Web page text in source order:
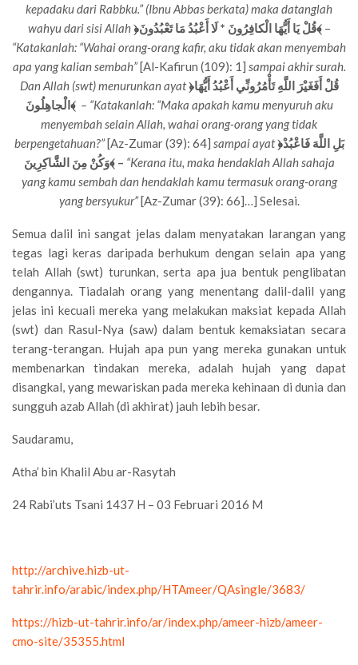
kepadaku dari Rabbku.” (Ibnu Abbas berkata) maka datanglah
wahyu dari sisi Allah
﴿قُلْ يَا أَيُّهَا الْكافِرُونَ * لَا أَعْبُدُ مَا تَعْبُدُونَ﴾–
“Katakanlah: “Wahai orang-orang kafir, aku tidak akan menyembah
apa yang kalian sembah”[Al-Kafirun (109): 1] sampai akhir surah.
Dan Allah (swt) menurunkan ayat﴿قُلْ أَفَغَيْرَ اللَّهِ تَأْمُرُونِّي أَعْبُدُ أَيُّهَا
الْجاهِلُونَ﴾ – “Katakanlah: “Maka apakah kamu menyuruh aku
menyembah selain Allah, wahai orang-orang yang tidak
berpengetahuan?”[Az-Zumar (39): 64] sampai ayat﴿بَلِ اللَّهَ فَاعْبُدْ
وَكُنْ مِنَ الشَّاكِرِينَ﴾– “Kerana itu, maka hendaklah Allah sahaja
yang kamu sembah dan hendaklah kamu termasuk orang-orang
yang bersyukur”[Az-Zumar (39): 66]…] Selesai.
Semua dalil ini sangat jelas dalam menyatakan larangan yang
tegas lagi keras daripada berhukum dengan selain apa yang
telah Allah (swt) turunkan, serta apa jua bentuk penglibatan
dengannya. Tiadalah orang yang menentang dalil-dalil yang
jelas ini kecuali mereka yang melakukan maksiat kepada Allah
(swt) dan Rasul-Nya (saw) dalam bentuk kemaksiatan secara
terang-terangan. Hujah apa pun yang mereka gunakan untuk
membenarkan tindakan mereka, adalah hujah yang dapat
disangkal, yang mewariskan pada mereka kehinaan di dunia dan
sungguh azab Allah (di akhirat) jauh lebih besar.
Saudaramu,
Atha’ bin Khalil Abu ar-Rasytah
24 Rabi’uts Tsani 1437 H – 03 Februari 2016 M
http://archive.hizb-ut-
tahrir.info/arabic/index.php/HTAmeer/QAsingle/3683/
https://hizb-ut-tahrir.info/ar/index.php/ameer-hizb/ameer-
cmo-site/35355.html